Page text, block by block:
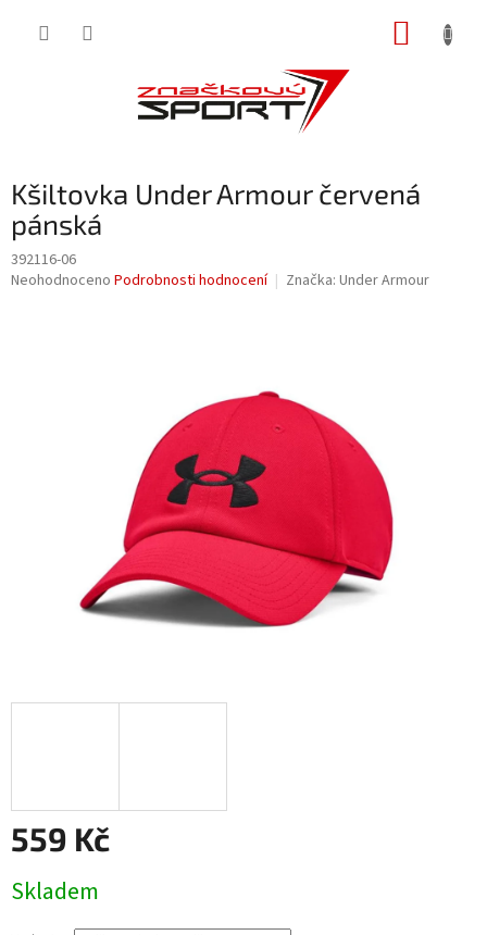
Kšiltovka Under Armour červená
pánská
392116-06
Průměrné
Neohodnoceno Podrobnosti hodnocení Značka: Under Armour
559 Kč
cena:
Skladem